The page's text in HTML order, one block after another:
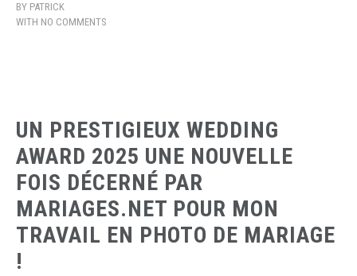
BY PATRICK
WITH NO COMMENTS
UN PRESTIGIEUX WEDDING
AWARD 2025 UNE NOUVELLE
FOIS DÉCERNÉ PAR
MARIAGES.NET POUR MON
TRAVAIL EN PHOTO DE MARIAGE
!